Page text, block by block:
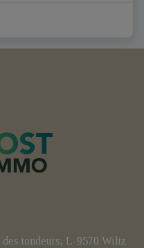
tondeurs, L-9570 Wiltz